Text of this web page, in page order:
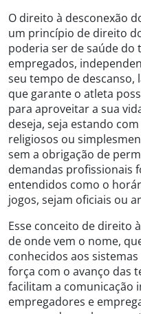
O direito à desconexão
um princípio de direito
poderia ser de saúde
empregados,
seu tempo de descanso,
que garante o atleta
para aproveitar a sua
deseja, seja estando
religiosos ou
sem a obrigação de
demandas profissionais
entendidos como o
jogos, sejam oficiais ou
Esse conceito de direito
de onde vem o nome,
conhecidos aos
força com o avanço das
facilitam a comunicação
empregadores e